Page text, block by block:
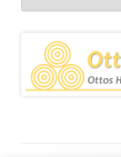
Archiv